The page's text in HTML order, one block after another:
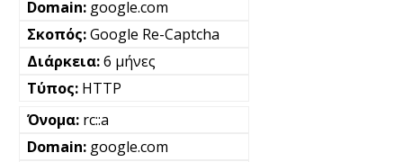
google.com
Google Re-Captcha
6 μήνες
HTTP
rc::a
google.com